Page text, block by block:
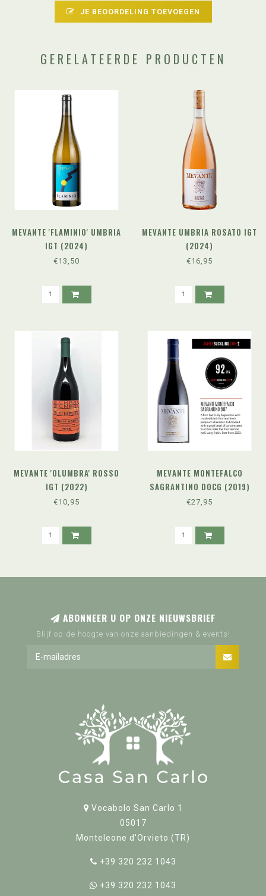
JE BEOORDELING TOEVOEGEN
GERELATEERDE PRODUCTEN
MEVANTE 'FLAMINIO' UMBRIA
IGT (2024)
€13,50
MEVANTE UMBRIA ROSATO IGT
(2024)
€16,95
MEVANTE 'OLUMBRA' ROSSO
IGT (2022)
€10,95
MEVANTE MONTEFALCO
SAGRANTINO DOCG (2019)
€27,95
ABONNEER U OP ONZE NIEUWSBRIEF
Blijf op de hoogte van onze aanbiedingen & events!
Vocabolo San Carlo 1
05017
Monteleone d'Orvieto (TR)
+39 320 232 1043
+39 320 232 1043